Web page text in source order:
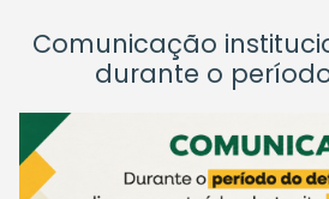
Comunicação
durante o